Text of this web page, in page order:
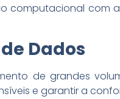
computacional com
Dados
de grandes
e garantir a